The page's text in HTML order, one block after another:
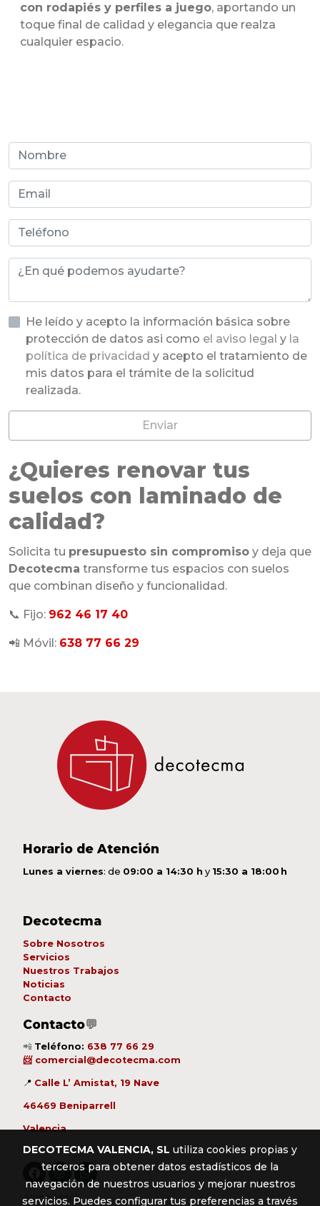
con rodapiés y perfiles a juego, aportando un
toque final de calidad y elegancia que realza
cualquier espacio.
¿Quieres renovar tus
suelos con laminado de
calidad?
Solicita tu presupuesto sin compromiso y deja que
Decotecma transforme tus espacios con suelos
que combinan diseño y funcionalidad.
📞 Fijo: 962 46 17 40
📲 Móvil: 638 77 66 29
He leído y acepto la información básica sobre
protección de datos asi como el aviso legal y la
política de privacidad y acepto el tratamiento de
mis datos para el trámite de la solicitud
realizada.
Enviar
Horario de Atención
Lunes a viernes: de 09:00 a 14:30 h y 15:30 a 18:00 h
Decotecma
Sobre Nosotros
Servicios
Nuestros Trabajos
Noticias
Contacto
Contacto💬
📲 Teléfono: 638 77 66 29
📨 comercial@decotecma.com
📍 Calle L’ Amistat, 19 Nave
46469 Beniparrell
Valencia
Aviso legal
DECOTECMA VALENCIA, SL utiliza cookies propias y
terceros para obtener datos estadísticos de la
navegación de nuestros usuarios y mejorar nuestros
servicios. Puedes configurar tus preferencias a través